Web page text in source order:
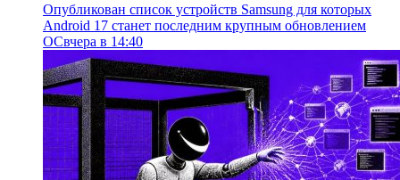
Опубликован список устройств Samsung для которых
Android 17 станет последним крупным обновлением
ОСвчера в 14:40